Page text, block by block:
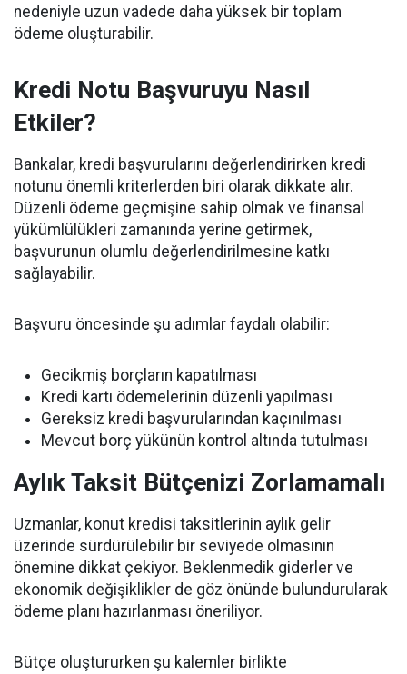
nedeniyle uzun vadede daha yüksek bir toplam
ödeme oluşturabilir.
Kredi Notu Başvuruyu Nasıl
Etkiler?
Bankalar, kredi başvurularını değerlendirirken kredi
notunu önemli kriterlerden biri olarak dikkate alır.
Düzenli ödeme geçmişine sahip olmak ve finansal
yükümlülükleri zamanında yerine getirmek,
başvurunun olumlu değerlendirilmesine katkı
sağlayabilir.
Başvuru öncesinde şu adımlar faydalı olabilir:
Gecikmiş borçların kapatılması
Kredi kartı ödemelerinin düzenli yapılması
Gereksiz kredi başvurularından kaçınılması
Mevcut borç yükünün kontrol altında tutulması
Aylık Taksit Bütçenizi Zorlamamalı
Uzmanlar, konut kredisi taksitlerinin aylık gelir
üzerinde sürdürülebilir bir seviyede olmasının
önemine dikkat çekiyor. Beklenmedik giderler ve
ekonomik değişiklikler de göz önünde bulundurularak
ödeme planı hazırlanması öneriliyor.
Bütçe oluştururken şu kalemler birlikte